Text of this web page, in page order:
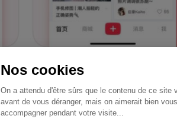
Nos cookies
On a attendu d'être sûrs que le contenu de ce site
avant de vous déranger, mais on aimerait bien vous
accompagner pendant votre visite...
Tournée vers
démarque des
engagement de